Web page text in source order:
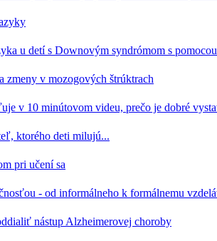
u detí s Downovým syndrómom s
v mozogových štrúktrach
v 10 minútovom videu, prečo je dobré
ktorého deti milujú...
pri učení sa
- od informálneho k formálnemu
nástup Alzheimerovej choroby